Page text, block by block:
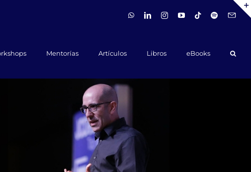
WhatsApp
LinkedInInstagramYouTubeTiktokSpotify
Mentorías Artículos Libros eBooks